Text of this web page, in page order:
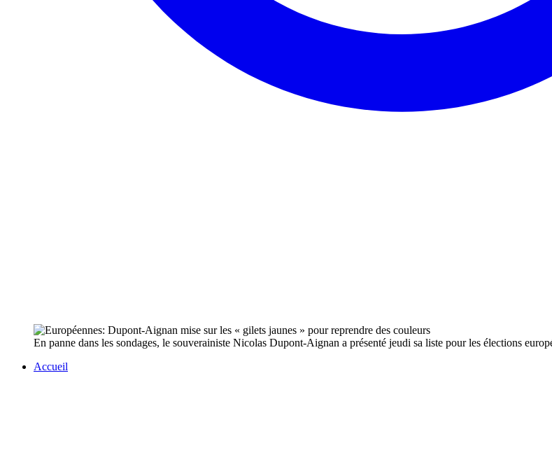
En panne dans les sondages, le souverainiste Nicolas Dupont-Aignan a présenté jeudi sa liste pour les élections
Accueil